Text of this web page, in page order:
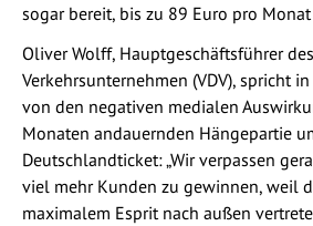
sogar bereit, bis zu 89 Euro pro
Oliver Wolff, Hauptgeschäftsführer
Verkehrsunternehmen (VDV), spricht
von den negativen medialen
Monaten andauernden Hängepartie
Deutschlandticket: „Wir verpassen
viel mehr Kunden zu gewinnen, weil
maximalem Esprit nach außen